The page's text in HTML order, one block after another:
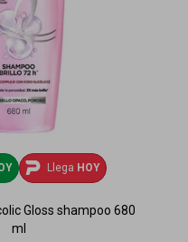
Llega HOY
Gloss shampoo 680
ml